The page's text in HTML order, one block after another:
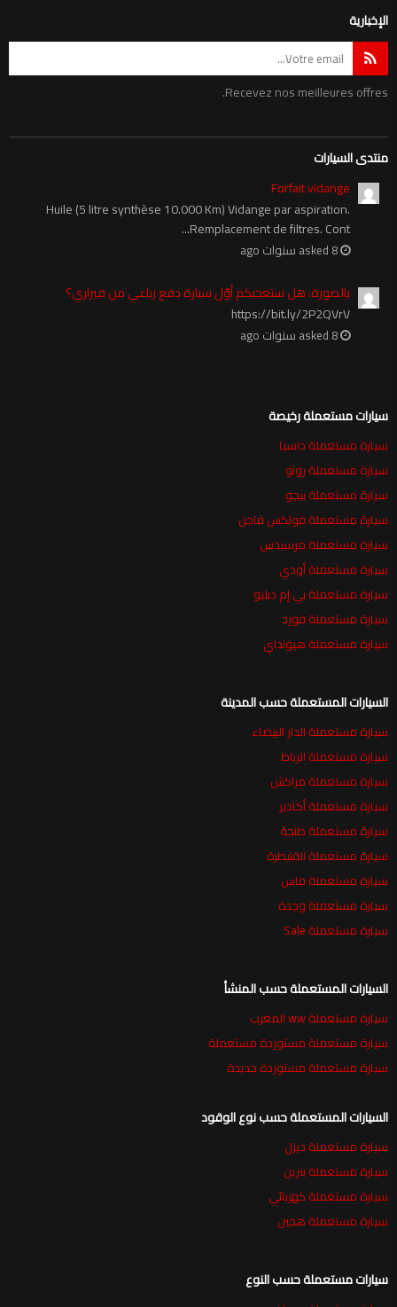
الإخبارية
Recevez nos meilleures offres.
منتدى السيارات
Forfait vidange
Huile (5 litre synthèse 10.000 Km) Vidange par aspiration.
Remplacement de filtres. Cont...
بالصورة: هل ستعجبكم أوّل سيارة دفع رباعي من فيراري؟
https://bit.ly/2P2QVrV
سيارات مستعملة رخيصة
سيارة مستعملة داسيا
سيارة مستعملة رونو
سيارة مستعملة بيجو
سيارة مستعملة فولكس فاجن
سيارة مستعملة مرسيدس
سيارة مستعملة أودي
سيارة مستعملة بي إم دبليو
سيارة مستعملة فورد
سيارة مستعملة هيونداي
السيارات المستعملة حسب المدينة
سيارة مستعملة الدار البيضاء
سيارة مستعملة الرباط
سيارة مستعملة مراكش
سيارة مستعملة أكادير
سيارة مستعملة طنجة
سيارة مستعملة القنيطرة
سيارة مستعملة فاس
سيارة مستعملة وجدة
سيارة مستعملة Sale
السيارات المستعملة حسب المنشأ
سيارة مستعملة ww المغرب
سيارة مستعملة مستوردة مستعملة
سيارة مستعملة مستوردة جديدة
السيارات المستعملة حسب نوع الوقود
سيارة مستعملة ديزل
سيارة مستعملة بنزين
سيارة مستعملة كهربائي
سيارة مستعملة هجين
سيارات مستعملة حسب النوع